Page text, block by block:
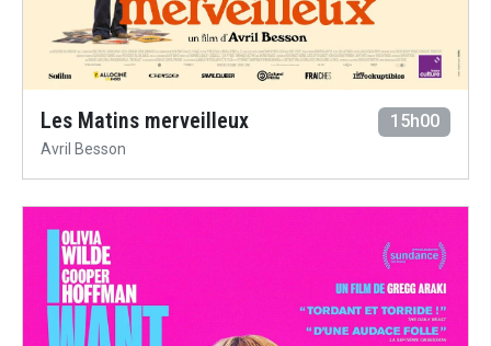
Les Matins merveilleux
Avril Besson
15h00